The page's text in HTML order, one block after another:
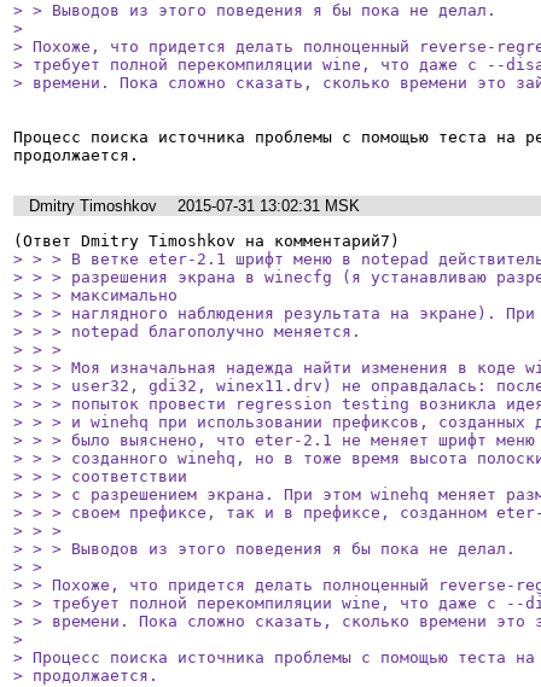
> > Выводов из этого поведения я бы пока не делал.
>
> Похоже, что придется делать полноценный reverse-
> требует полной перекомпиляции wine, что даже с --
> времени. Пока сложно сказать, сколько времени это
Процесс поиска источника проблемы с помощью теста на
продолжается.
Dmitry Timoshkov
2015-07-31 13:02:31 MSK
> > > В ветке eter-2.1 шрифт меню в notepad
> > > разрешения экрана в winecfg (я устанавливаю
> > > максимально
> > > наглядного наблюдения результата на экране).
> > > notepad благополучно меняется.
> > >
> > > Моя изначальная надежда найти изменения в коде
> > > user32, gdi32, winex11.drv) не оправдалась: после
> > > попыток провести regression testing возникла
> > > и winehq при использовании префиксов, созданных
> > > было выяснено, что eter-2.1 не меняет шрифт меню
> > > созданного winehq, но в тоже время высота
> > > соответствии
> > > с разрешением экрана. При этом winehq меняет
> > > своем префиксе, так и в префиксе, созданном
> > >
> > > Выводов из этого поведения я бы пока не делал.
> >
> > Похоже, что придется делать полноценный reverse-
> > требует полной перекомпиляции wine, что даже с --
> > времени. Пока сложно сказать, сколько времени это
>
> Процесс поиска источника проблемы с помощью теста
> продолжается.